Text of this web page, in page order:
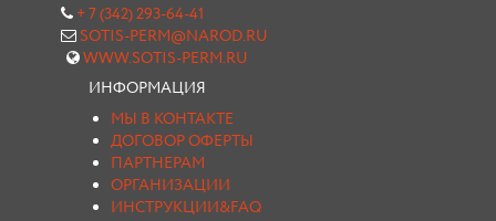
+ 7 (342) 293-64-41
SOTIS-PERM@NAROD.RU
WWW.SOTIS-PERM.RU
ИНФОРМАЦИЯ
МЫ В КОНТАКТЕ
ДОГОВОР ОФЕРТЫ
ПАРТНЕРАМ
ОРГАНИЗАЦИИ
ИНСТРУКЦИИ&FAQ